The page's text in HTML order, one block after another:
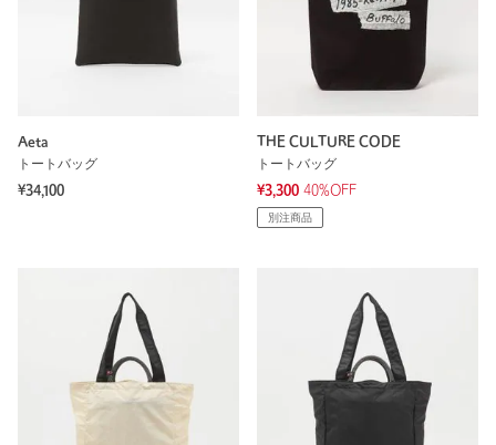
Aeta
トートバッグ
¥34,100
THE CULTURE CODE
トートバッグ
¥3,300 40%OFF
別注商品